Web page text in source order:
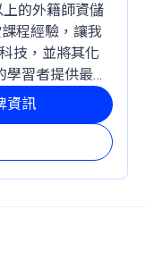
的外籍師資儲
程經驗，讓我
技，並將其化
習者提供最穩
資訊